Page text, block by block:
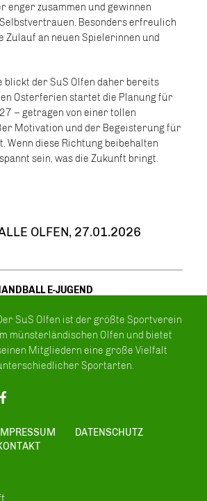
enger zusammen und gewinnen
Besonders erfreulich
Zulauf an neuen Spielerinnen und
blickt der SuS Olfen daher bereits
Osterferien startet die Planung für
– getragen von einer tollen
Motivation und der Begeisterung für
Wenn diese Richtung beibehalten
sein, was die Zukunft bringt.
OLFEN, 27.01.2026
E-JUGEND
SuS Olfen ist der größte Sportverein
münsterländischen Olfen und bietet
Mitgliedern eine große Vielfalt
Sportarten.
DATENSCHUTZ